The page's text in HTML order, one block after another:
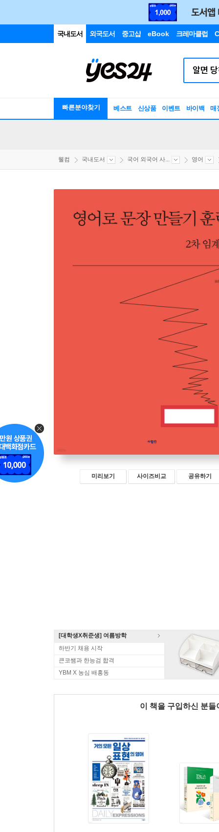
국내도서 외국도서 중고샵 eBook 크레마클럽
빠른분야찾기 베스트 신상품 이벤트 바이백 매
웰컴 국내도서 국어 외국어 사... 영어
미리보기 사이즈비교 공유하기
[대학생X취준생] 여름방학
하반기 채용 시작
큰코쌤과 한능검 합격
YBM X 농심 배홍동
이 책을 구입하신 분